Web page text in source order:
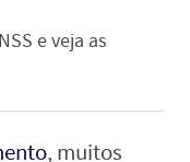
e veja as
, muitos